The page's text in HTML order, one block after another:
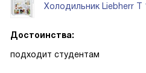
Холодильник Liebherr T
Достоинства:
подходит студентам